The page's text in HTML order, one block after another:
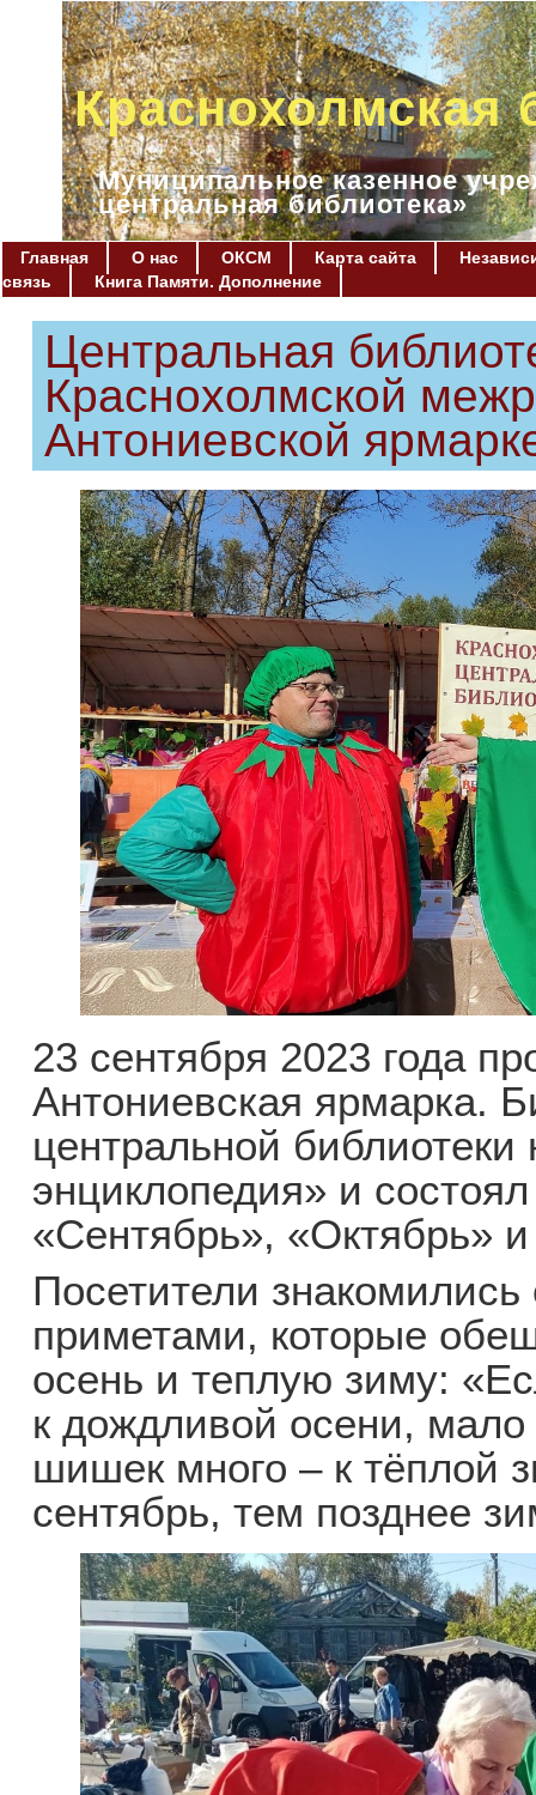
Краснохолмская
Муниципальное казенное
центральная библиотека»
Главная О нас ОКСМ Карта сайта
связь
Книга Памяти. Дополнение
Центральная
Краснохолмской
Антониевской
23 сентября 2023 года
Антониевская ярмарка.
центральной
энциклопедия» и
«Сентябрь», «Октябрь»
Посетители
приметами, которые
осень и теплую зиму:
к дождливой осени,
шишек много – к тёплой
сентябрь, тем позднее